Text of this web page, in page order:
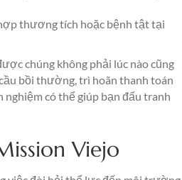
thương tích hoặc bệnh tật tại
chúng không phải lúc nào cũng
bồi thường, trì hoãn thanh toán
nghiệm có thể giúp bạn đấu tranh
Viejo